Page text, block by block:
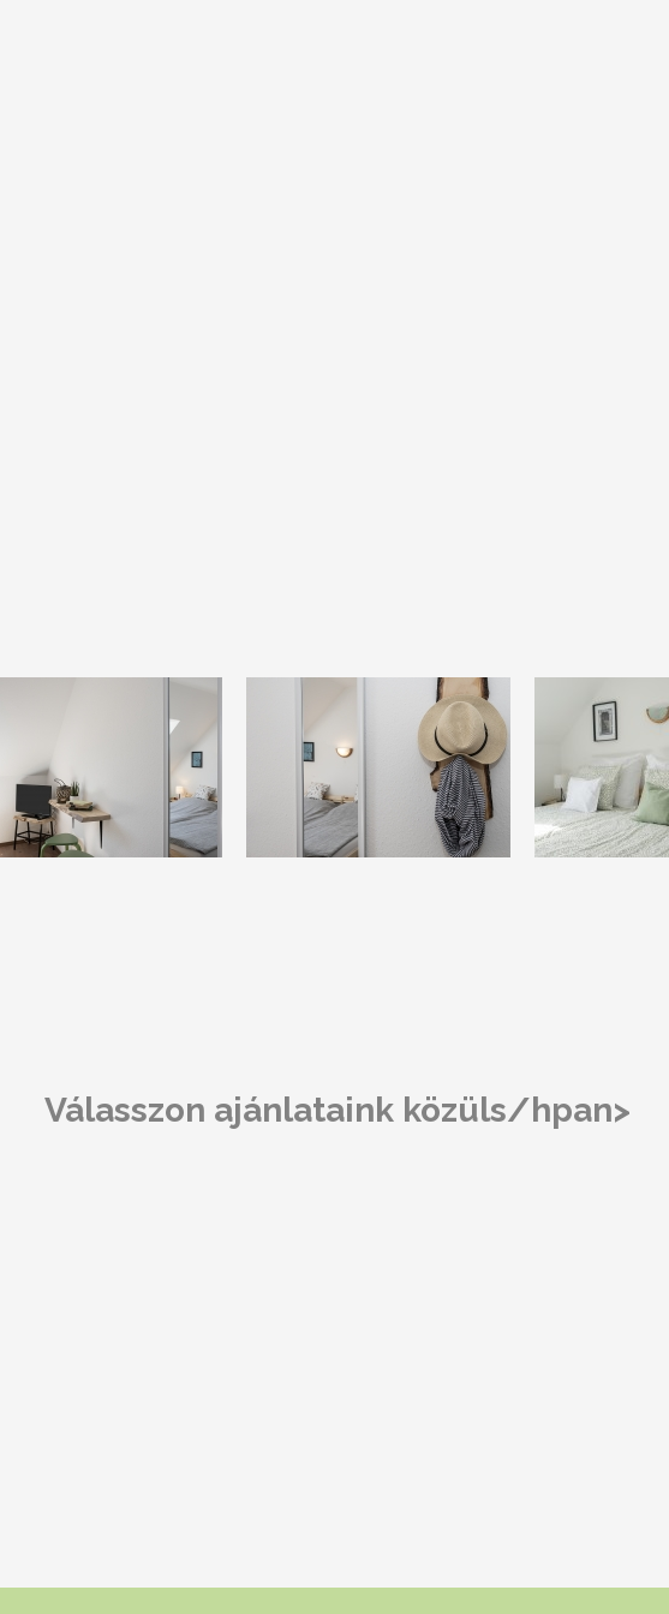
Válasszon ajánlataink közüls/hpan>